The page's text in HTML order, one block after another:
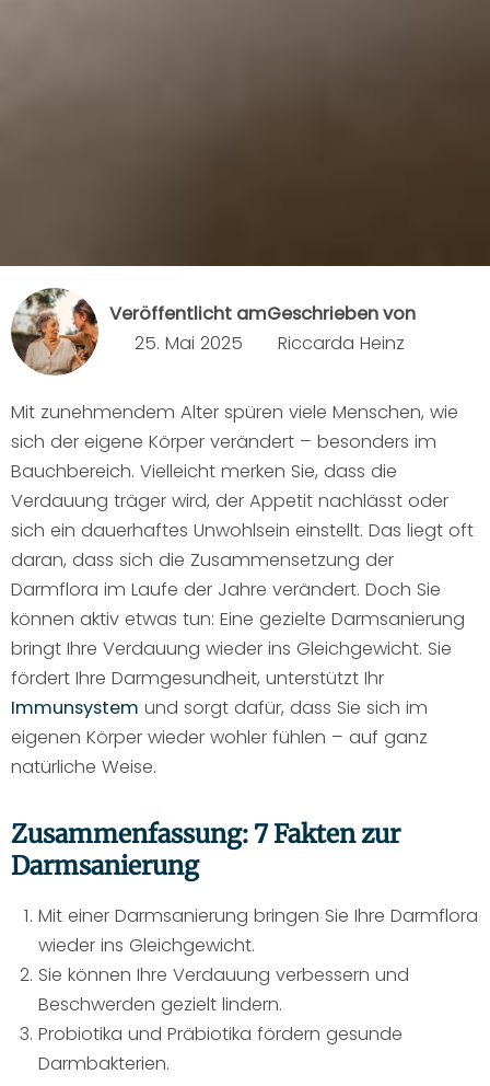
Veröffentlicht am
25. Mai 2025
Geschrieben von
Riccarda Heinz
Mit zunehmendem Alter spüren viele Menschen, wie
sich der eigene Körper verändert – besonders im
Bauchbereich. Vielleicht merken Sie, dass die
Verdauung träger wird, der Appetit nachlässt oder
sich ein dauerhaftes Unwohlsein einstellt. Das liegt oft
daran, dass sich die Zusammensetzung der
Darmflora im Laufe der Jahre verändert. Doch Sie
können aktiv etwas tun: Eine gezielte Darmsanierung
bringt Ihre Verdauung wieder ins Gleichgewicht. Sie
fördert Ihre Darmgesundheit, unterstützt Ihr
Immunsystem und sorgt dafür, dass Sie sich im
eigenen Körper wieder wohler fühlen – auf ganz
natürliche Weise.
Zusammenfassung: 7 Fakten zur
Darmsanierung
Mit einer Darmsanierung bringen Sie Ihre Darmflora
wieder ins Gleichgewicht.
Sie können Ihre Verdauung verbessern und
Beschwerden gezielt lindern.
Probiotika und Präbiotika fördern gesunde
Darmbakterien.